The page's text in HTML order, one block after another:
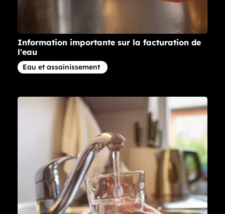
Information importante sur la facturation de
l'eau
Article concernant la thématique
Eau et assainissement